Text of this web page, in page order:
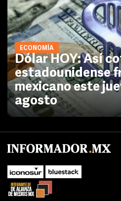
ECONOMÍA
Dólar HOY: Así
estadounidense
mexicano este
agosto